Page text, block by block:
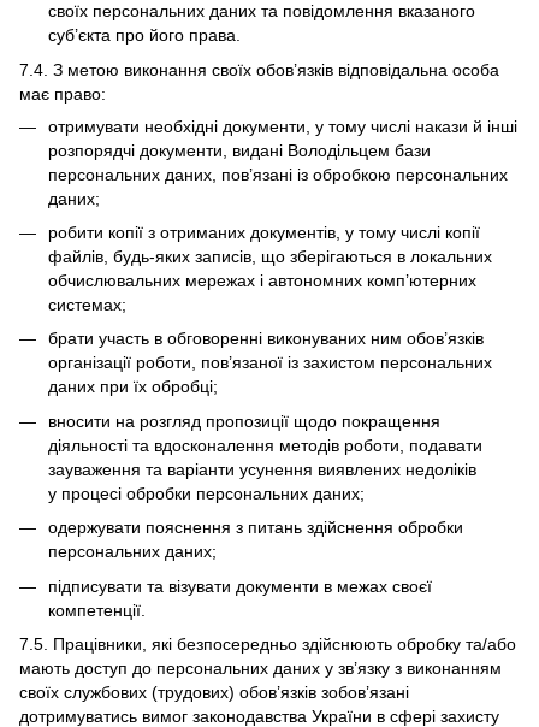
своїх персональних даних та повідомлення вказаного
суб’єкта про його права.
7.4. З метою виконання своїх обов’язків відповідальна особа
має право:
отримувати необхідні документи, у тому числі накази й інші
розпорядчі документи, видані Володільцем бази
персональних даних, пов’язані із обробкою персональних
даних;
робити копії з отриманих документів, у тому числі копії
файлів, будь-яких записів, що зберігаються в локальних
обчислювальних мережах і автономних комп’ютерних
системах;
брати участь в обговоренні виконуваних ним обов’язків
організації роботи, пов’язаної із захистом персональних
даних при їх обробці;
вносити на розгляд пропозиції щодо покращення
діяльності та вдосконалення методів роботи, подавати
зауваження та варіанти усунення виявлених недоліків
у процесі обробки персональних даних;
одержувати пояснення з питань здійснення обробки
персональних даних;
підписувати та візувати документи в межах своєї
компетенції.
7.5. Працівники, які безпосередньо здійснюють обробку та/або
мають доступ до персональних даних у зв’язку з виконанням
своїх службових (трудових) обов’язків зобов’язані
дотримуватись вимог законодавства України в сфері захисту